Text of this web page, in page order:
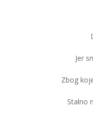
Jer
Zbog
Stalno